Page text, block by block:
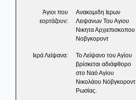
Άγιοι που
εορτάζουν:
Ανακομιδη Ιερων
Λειψανων Του Αγιου
Νικητα Αρχιεπισκοπου
Νοβγκοροντ
Ιερά Λείψανα:
Το Λείψανο του Αγίου
βρίσκεται αδιάφθορο
στο Ναό Αγίου
Νικολάου Νόβγκοροντ
Ρωσίας.